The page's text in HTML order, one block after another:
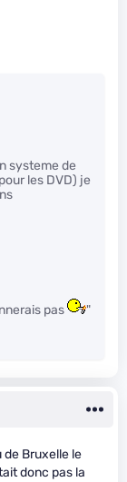
systeme de
les DVD) je
pas
"
de Bruxelle le
donc pas la